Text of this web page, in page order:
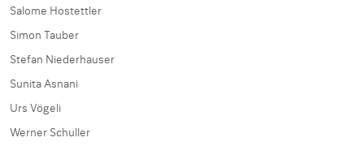
Salome Hostettler
Simon Tauber
Stefan Niederhauser
Sunita Asnani
Urs Vögeli
Werner Schuller